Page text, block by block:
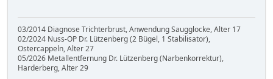
03/2014 Diagnose Trichterbrust, Anwendung Saugglocke, Alter 17
02/2024 Nuss-OP Dr. Lützenberg (2 Bügel, 1 Stabilisator),
Ostercappeln, Alter 27
05/2026 Metallentfernung Dr. Lützenberg (Narbenkorrektur),
Harderberg, Alter 29